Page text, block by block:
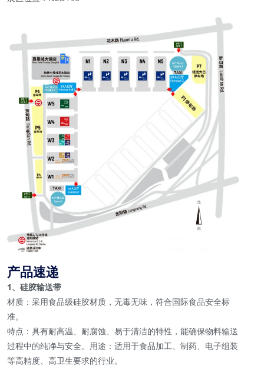
产品速递
1、硅胶输送带
材质：采用食品级硅胶材质，无毒无味，符合国际食品安全标
准。
特点：具有耐高温、耐腐蚀、易于清洁的特性，能确保物料输送
过程中的纯净与安全。用途：适用于食品加工、制药、电子组装
等高精度、高卫生要求的行业。